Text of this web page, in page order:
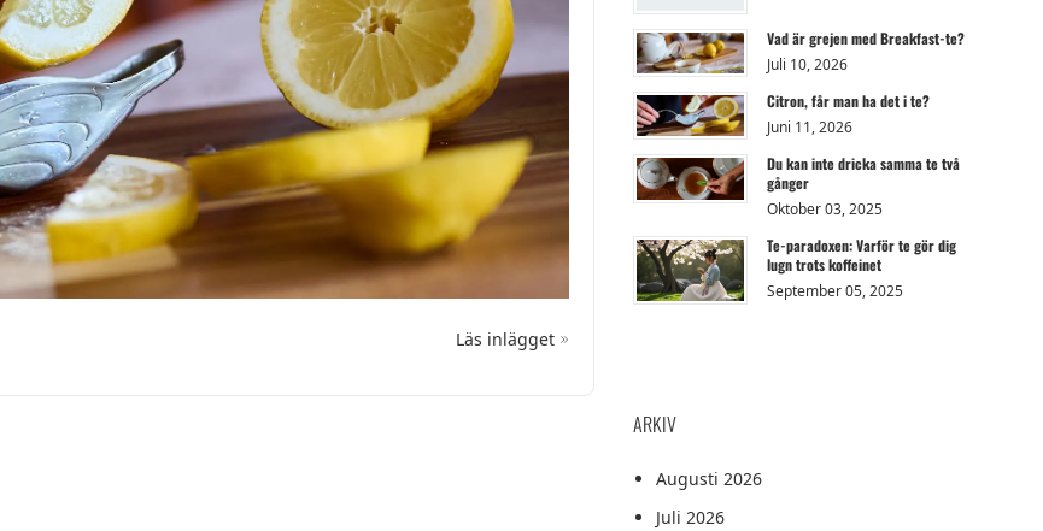
Läs inlägget
Vad är grejen med Breakfast-te?
Juli 10, 2026
Citron, får man ha det i te?
Juni 11, 2026
Du kan inte dricka samma te två
gånger
Oktober 03, 2025
Te-paradoxen: Varför te gör dig
lugn trots koffeinet
September 05, 2025
ARKIV
Augusti 2026
Juli 2026